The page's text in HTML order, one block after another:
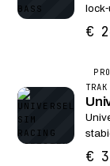
€
€